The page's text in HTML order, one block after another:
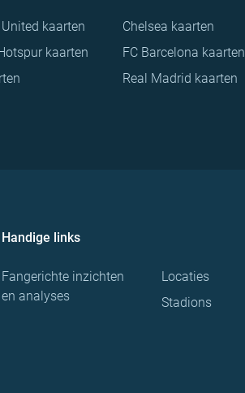
kaarten
kaarten
Chelsea kaarten
FC Barcelona kaarten
Real Madrid kaarten
Handige links
Fangerichte inzichten
en analyses
Locaties
Stadions